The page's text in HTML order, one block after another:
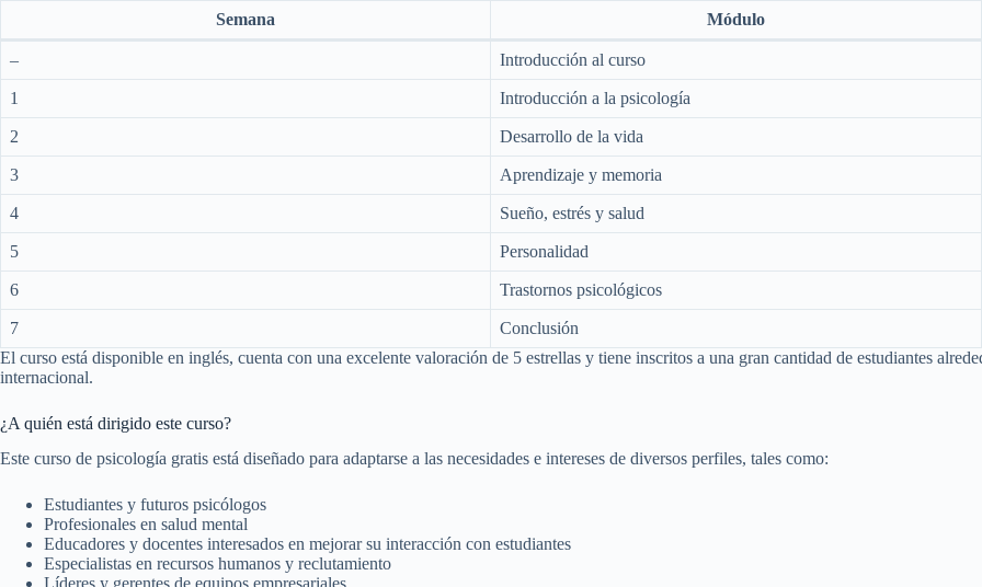
Semana Módulo
– Introducción al curso
1 Introducción a la psicología
2 Desarrollo de la vida
3 Aprendizaje y memoria
4 Sueño, estrés y salud
5 Personalidad
6 Trastornos psicológicos
7
Conclusión
El curso está disponible en inglés, cuenta con una excelente valoración de 5 estrellas y tiene inscritos a una gran cantidad de estudiantes
internacional.
¿A quién está dirigido este curso?
Este curso de psicología gratis está diseñado para adaptarse a las necesidades e intereses de diversos perfiles, tales como:
Estudiantes y futuros psicólogos
Profesionales en salud mental
Educadores y docentes interesados en mejorar su interacción con estudiantes
Especialistas en recursos humanos y reclutamiento